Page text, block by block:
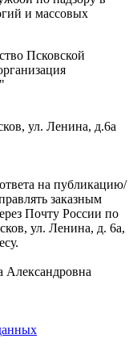
и массовых
Псковской
ул. Ленина, д.6а
на публикацию/
заказным
Почту России по
ул. Ленина, д. 6а,
Александровна